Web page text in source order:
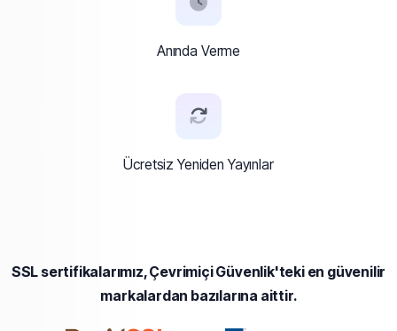
Anında Verme
Ücretsiz Yeniden Yayınlar
SSL sertifikalarımız, Çevrimiçi Güvenlik'teki en güvenilir
markalardan bazılarına aittir.